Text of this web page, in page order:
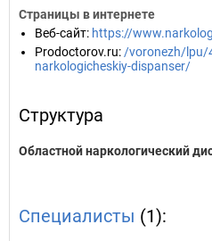
Страницы в интернете
Веб-сайт: https://
Prodoctorov.ru: /voronezh/lpu/
narkologicheskiy-dispanser/
Структура
Областной наркологический
Специалисты (1):